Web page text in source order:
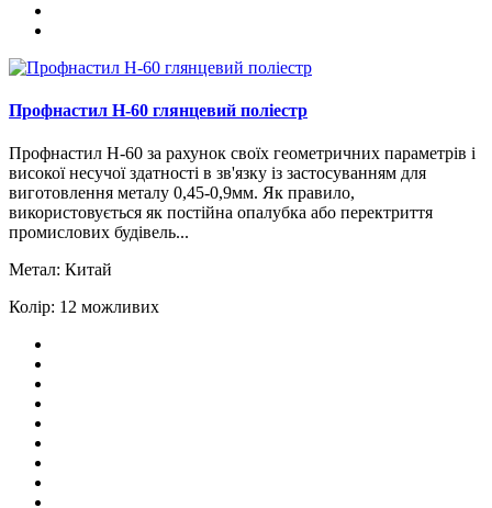
Профнастил H-60 глянцевий поліестр
Профнастил Н-60 за рахунок своїх геометричних параметрів і
високої несучої здатності в зв'язку із застосуванням для
виготовлення металу 0,45-0,9мм. Як правило,
використовується як постійна опалубка або перектриття
промислових будівель...
Метал: Китай
Колір: 12 можливих